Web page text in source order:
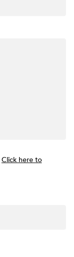
Click here to